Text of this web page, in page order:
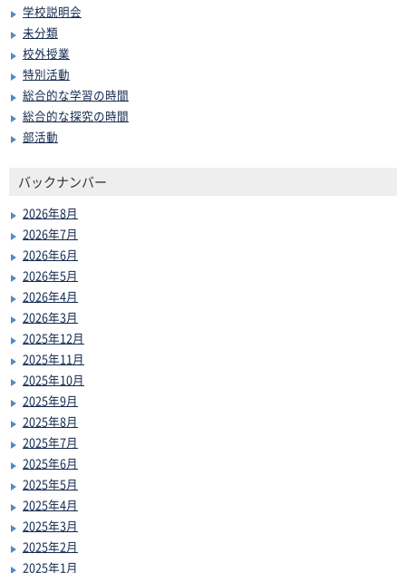
学校説明会
未分類
校外授業
特別活動
総合的な学習の時間
総合的な探究の時間
部活動
バックナンバー
2026年8月
2026年7月
2026年6月
2026年5月
2026年4月
2026年3月
2025年12月
2025年11月
2025年10月
2025年9月
2025年8月
2025年7月
2025年6月
2025年5月
2025年4月
2025年3月
2025年2月
2025年1月